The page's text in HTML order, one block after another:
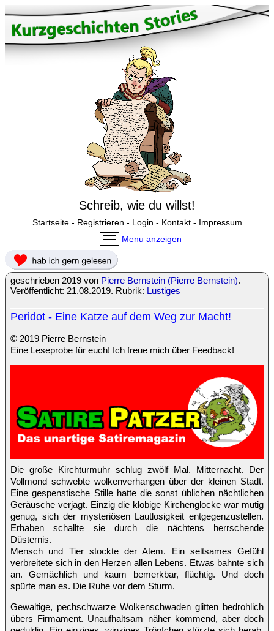
Schreib, wie du willst!
Startseite- Registrieren - Login - Kontakt- Impressum
Menu anzeigen
geschrieben 2019 von Pierre Bernstein (Pierre Bernstein).
Veröffentlicht: 21.08.2019. Rubrik: Lustiges
Peridot - Eine Katze auf dem Weg zur Macht!
© 2019 Pierre Bernstein
Eine Leseprobe für euch! Ich freue mich über Feedback!
Die große Kirchturmuhr schlug zwölf Mal. Mitternacht. Der
Vollmond schwebte wolkenverhangen über der kleinen Stadt.
Eine gespenstische Stille hatte die sonst üblichen nächtlichen
Geräusche verjagt. Einzig die klobige Kirchenglocke war mutig
genug, sich der mysteriösen Lautlosigkeit entgegenzustellen.
Erhaben schallte sie durch die nächtens herrschende
Düsternis.
Mensch und Tier stockte der Atem. Ein seltsames Gefühl
verbreitete sich in den Herzen allen Lebens. Etwas bahnte sich
an. Gemächlich und kaum bemerkbar, flüchtig. Und doch
spürte man es. Die Ruhe vor dem Sturm.
Gewaltige, pechschwarze Wolkenschwaden glitten bedrohlich
übers Firmament. Unaufhaltsam näher kommend, aber doch